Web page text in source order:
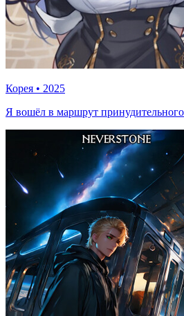
Корея • 2025
Я вошёл в маршрут